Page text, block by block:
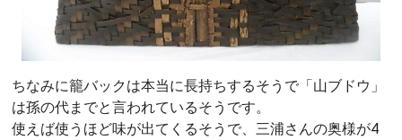
ちなみに籠バックは本当に長持ちするそうで「山ブドウ」
は孫の代までと言われているそうです。
使えば使うほど味が出てくるそうで、三浦さんの奥様が4